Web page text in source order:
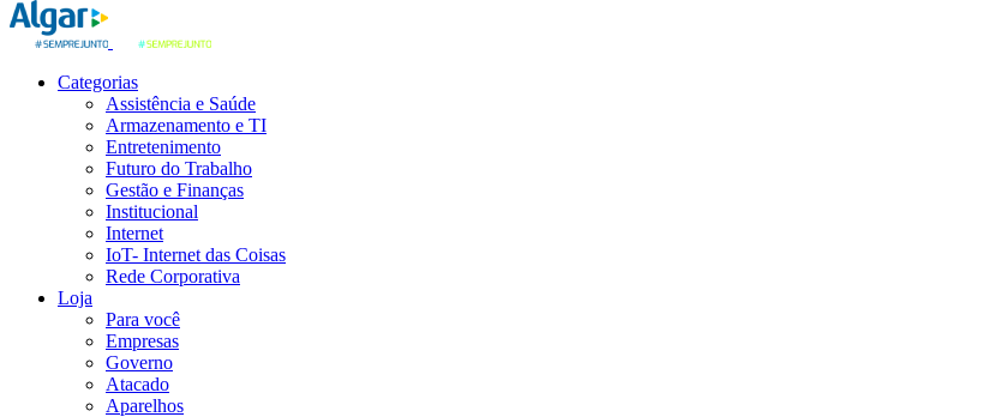
Categorias
Assistência e Saúde
Armazenamento e TI
Entretenimento
Futuro do Trabalho
Gestão e Finanças
Institucional
Internet
IoT- Internet das Coisas
Rede Corporativa
Loja
Para você
Empresas
Governo
Atacado
Aparelhos